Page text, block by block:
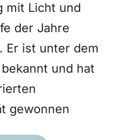
mit Licht und
der Jahre
Er ist unter dem
und hat
gewonnen